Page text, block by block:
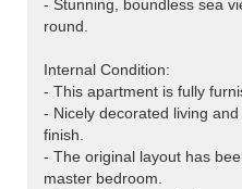
- Stunning, boundless sea
round.
Internal Condition:
- This apartment is fully
- Nicely decorated living
finish.
- The original layout has
master bedroom.